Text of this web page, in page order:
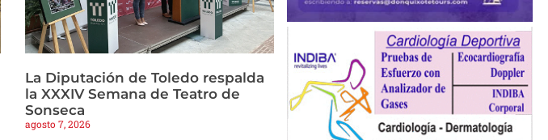
La Diputación de Toledo respalda
la XXXIV Semana de Teatro de
Sonseca
agosto 7, 2026